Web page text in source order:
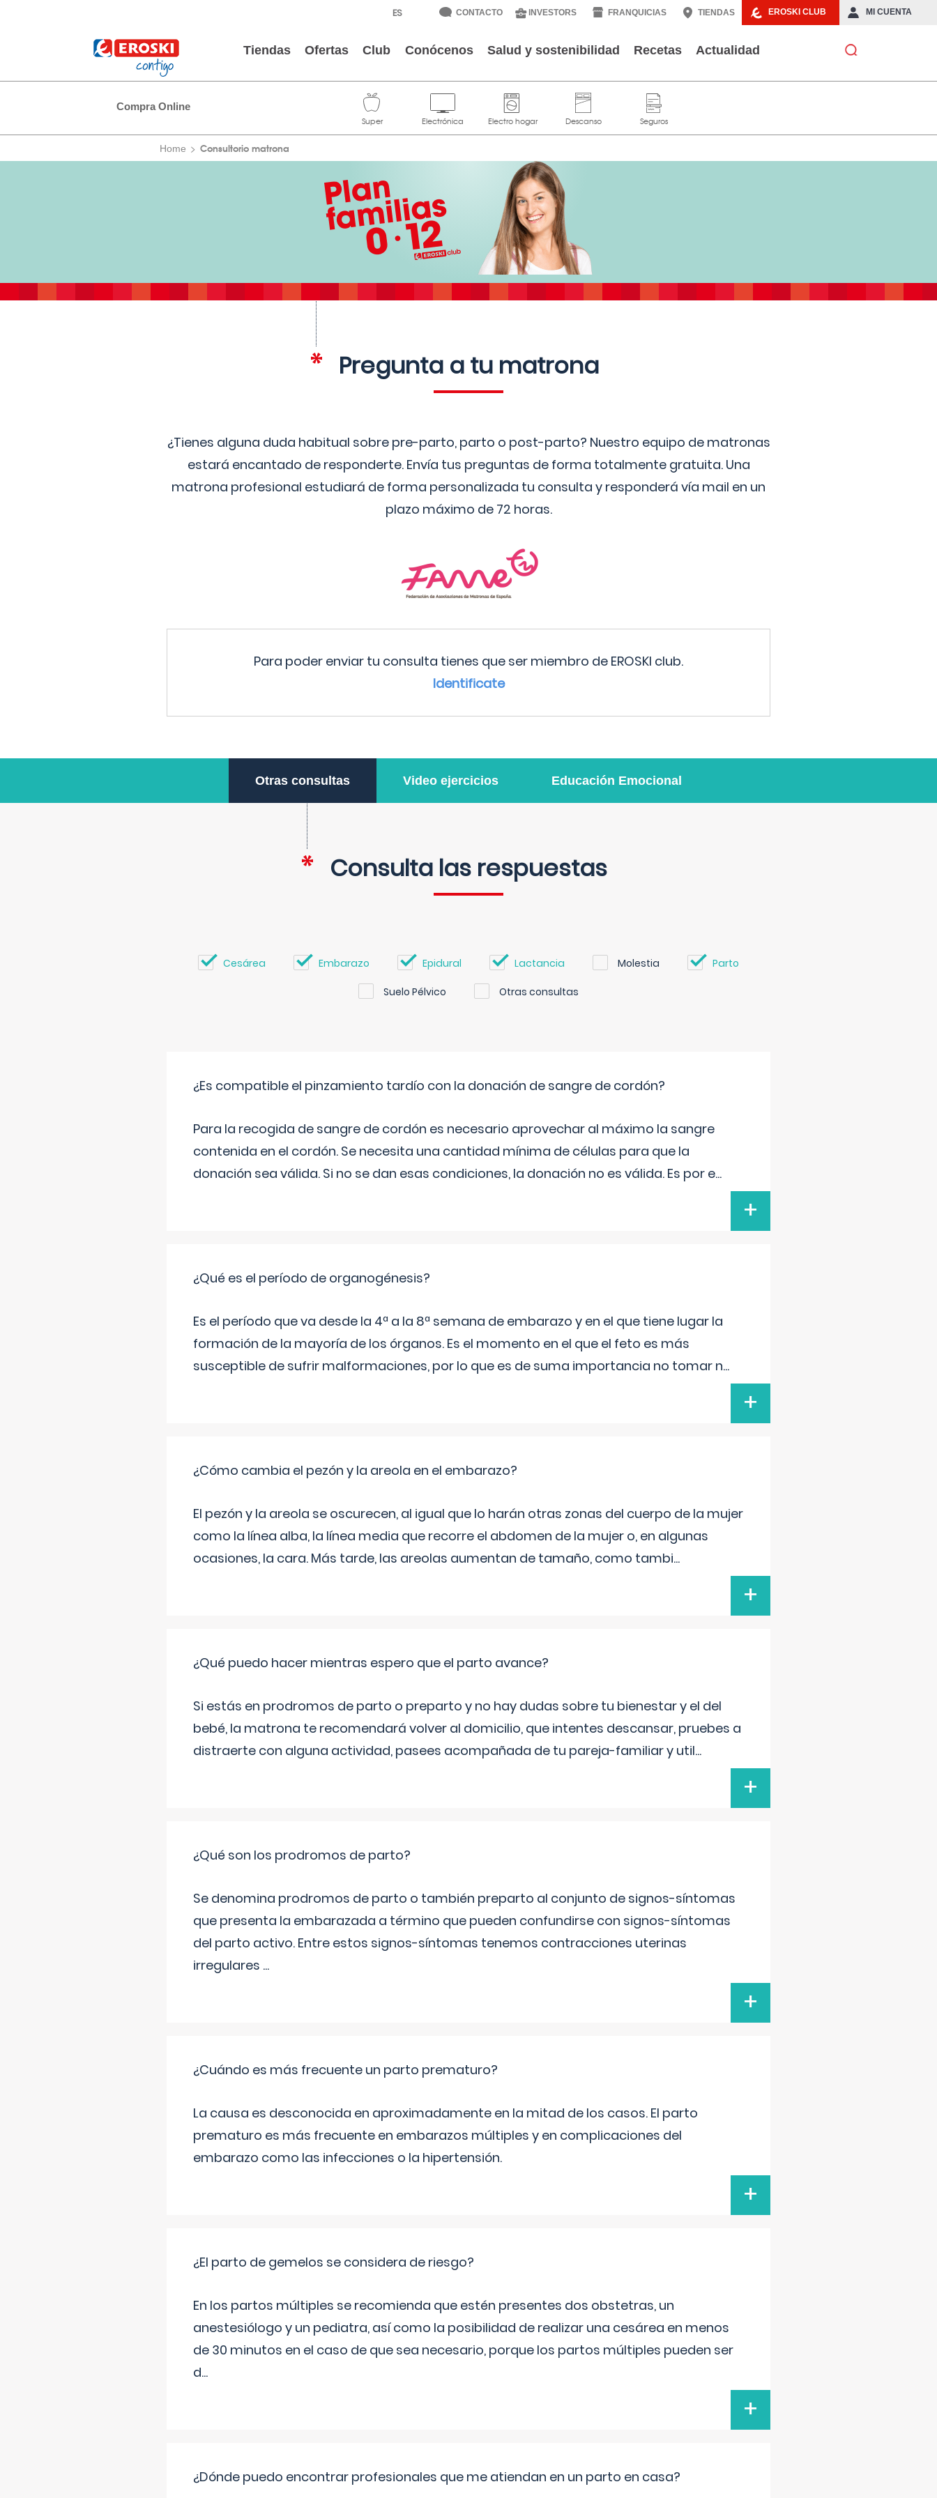
EROSKI CLUB MI CUENTA
CONTACTO INVESTORS FRANQUICIAS TIENDAS
Tiendas Ofertas Club Conócenos Salud y sostenibilidad Recetas Actualidad
Compra Online
Home Consultorio matrona
Pregunta a tu matrona
¿Tienes alguna duda habitual sobre pre-parto, parto o post-parto? Nuestro equipo de matronas
estará encantado de responderte. Envía tus preguntas de forma totalmente gratuita. Una
matrona profesional estudiará de forma personalizada tu consulta y responderá vía mail en un
plazo máximo de 72 horas.
Para poder enviar tu consulta tienes que ser miembro de EROSKI club.
Identificate
Otras consultas Video ejercicios Educación Emocional
Consulta las respuestas
Cesárea Embarazo Epidural Lactancia Molestia Parto
Suelo Pélvico Otras consultas
¿Es compatible el pinzamiento tardío con la donación de sangre de cordón?
Para la recogida de sangre de cordón es necesario aprovechar al máximo la sangre
contenida en el cordón. Se necesita una cantidad mínima de células para que la
donación sea válida. Si no se dan esas condiciones, la donación no es válida. Es por e...
+
¿Qué es el período de organogénesis?
Es el período que va desde la 4ª a la 8ª semana de embarazo y en el que tiene lugar la
formación de la mayoría de los órganos. Es el momento en el que el feto es más
susceptible de sufrir malformaciones, por lo que es de suma importancia no tomar n...
+
¿Cómo cambia el pezón y la areola en el embarazo?
El pezón y la areola se oscurecen, al igual que lo harán otras zonas del cuerpo de la mujer
como la línea alba, la línea media que recorre el abdomen de la mujer o, en algunas
ocasiones, la cara. Más tarde, las areolas aumentan de tamaño, como tambi...
+
¿Qué puedo hacer mientras espero que el parto avance?
Si estás en prodromos de parto o preparto y no hay dudas sobre tu bienestar y el del
bebé, la matrona te recomendará volver al domicilio, que intentes descansar, pruebes a
distraerte con alguna actividad, pasees acompañada de tu pareja-familiar y util...
+
¿Qué son los prodromos de parto?
Se denomina prodromos de parto o también preparto al conjunto de signos-síntomas
que presenta la embarazada a término que pueden confundirse con signos-síntomas
del parto activo. Entre estos signos-síntomas tenemos contracciones uterinas
irregulares ...
+
¿Cuándo es más frecuente un parto prematuro?
La causa es desconocida en aproximadamente en la mitad de los casos. El parto
prematuro es más frecuente en embarazos múltiples y en complicaciones del
embarazo como las infecciones o la hipertensión.
+
¿El parto de gemelos se considera de riesgo?
En los partos múltiples se recomienda que estén presentes dos obstetras, un
anestesiólogo y un pediatra, así como la posibilidad de realizar una cesárea en menos
de 30 minutos en el caso de que sea necesario, porque los partos múltiples pueden ser
d...
+
¿Dónde puedo encontrar profesionales que me atiendan en un parto en casa?